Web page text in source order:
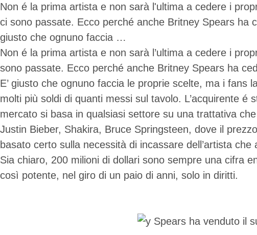
Non é la prima artista e non sarà l'ultima a cedere i
ci sono passate. Ecco perché anche Britney Spears ha
giusto che ognuno faccia …
Non é la prima artista e non sarà l’ultima a cedere i
sono passate. Ecco perché anche Britney Spears ha
E’ giusto che ognuno faccia le proprie scelte, ma i
molti più soldi di quanti messi sul tavolo. L’acquirente
mercato si basa in qualsiasi settore su una trattativa
Justin Bieber, Shakira, Bruce Springsteen, dove il
basato certo sulla necessità di incassare dell’artista
Sia chiaro, 200 milioni di dollari sono sempre una cifra
così potente, nel giro di un paio di anni, solo in diritti.